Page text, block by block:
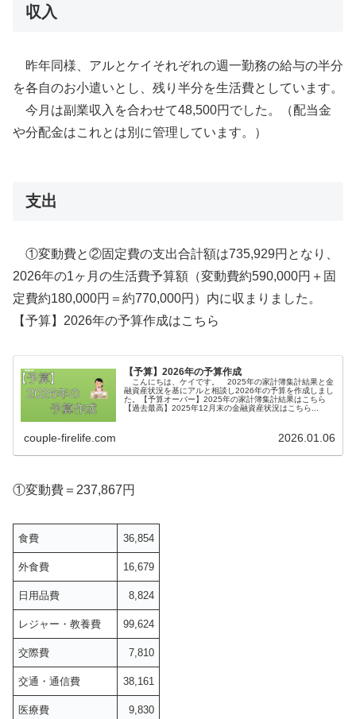
収入
昨年同様、アルとケイそれぞれの週一勤務の給与の半分
を各自のお小遣いとし、残り半分を生活費としています。
今月は副業収入を合わせて48,500円でした。（配当金
や分配金はこれとは別に管理しています。）
支出
①変動費と②固定費の支出合計額は735,929円となり、
2026年の1ヶ月の生活費予算額（変動費約590,000円＋固
定費約180,000円＝約770,000円）内に収まりました。
【予算】2026年の予算作成はこちら
【予算】2026年の予算作成
こんにちは、ケイです。 2025年の家計簿集計結果と金
融資産状況を基にアルと相談し2026年の予算を作成しまし
た。【予算オーバー】2025年の家計簿集計結果はこちら
【過去最高】2025年12月末の金融資産状況はこちら...
couple-firelife.com 2026.01.06
①変動費＝237,867円
食費 36,854
外食費 16,679
日用品費 8,824
レジャー・教養費 99,624
交際費 7,810
交通・通信費 38,161
医療費 9,830